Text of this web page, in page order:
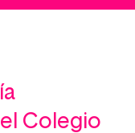
Colegio